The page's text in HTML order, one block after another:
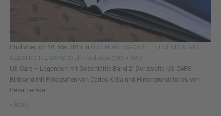
Published on 14. Mai 2019 in OUT NOW! US-CARS – LEGENDEN MIT
GESCHICHTE BAND 2Full resolution (900 × 600)
US-Cars – Legenden mit Geschichte Band 2: Der zweite US-CARS
Bildband mit Fotografien von Carlos Kella und Hintergrundstories von
Peter Lemke
« Back